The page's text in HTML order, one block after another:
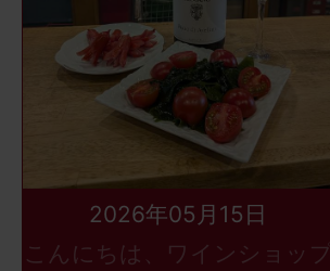
2026年05月15日
こんにちは、ワインショップ